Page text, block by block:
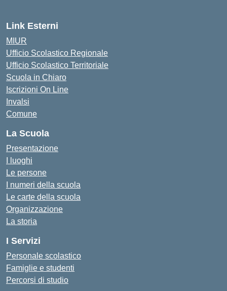
Link Esterni
MIUR
Ufficio Scolastico Regionale
Ufficio Scolastico Territoriale
Scuola in Chiaro
Iscrizioni On Line
Invalsi
Comune
La Scuola
Presentazione
I luoghi
Le persone
I numeri della scuola
Le carte della scuola
Organizzazione
La storia
I Servizi
Personale scolastico
Famiglie e studenti
Percorsi di studio